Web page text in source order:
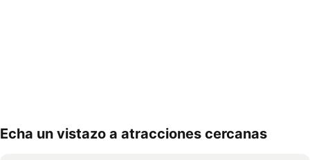
Echa un vistazo a atracciones cercanas